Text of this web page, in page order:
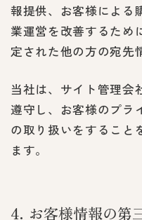
報提供、お客様による
業運営を改善するため
定された他の方の宛先
当社は、サイト管理会
遵守し、お客様のプラ
の取り扱いをすること
ます。
4 お客様情報の第